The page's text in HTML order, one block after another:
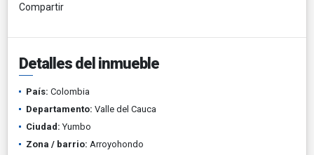
Compartir
Detalles del inmueble
País: Colombia
Departamento: Valle del Cauca
Ciudad: Yumbo
Zona / barrio: Arroyohondo